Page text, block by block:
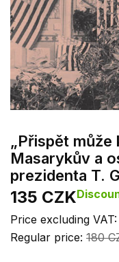
„Přispět může
Masarykův a
prezidenta T.
135 CZK
Price excluding VAT:
Regular price: 180